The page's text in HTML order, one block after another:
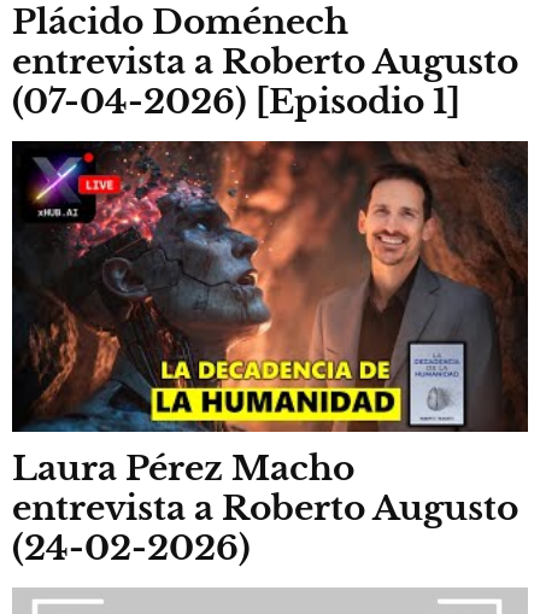
Plácido Doménech
entrevista a Roberto Augusto
(07-04-2026) [Episodio 1]
Laura Pérez Macho
entrevista a Roberto Augusto
(24-02-2026)